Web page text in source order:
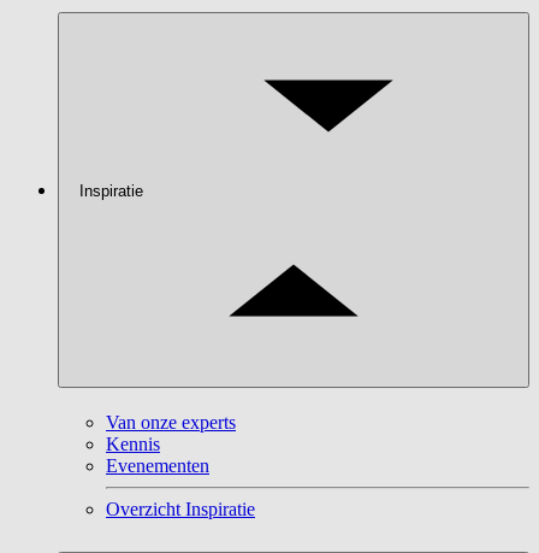
Inspiratie
Van onze experts
Kennis
Evenementen
Overzicht Inspiratie